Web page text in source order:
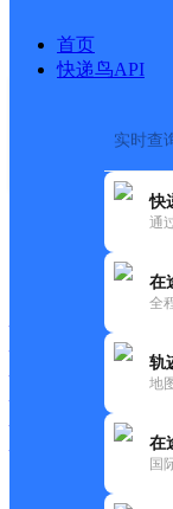
首页
快递鸟API
实时查
快
通
在
全
轨
地
在
国
快递大全 >
快递大全